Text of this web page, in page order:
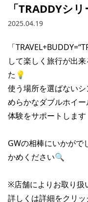
「TRADDYシ
2025.04.19
「
して楽しく旅行が出
た💡
使う場所を選ばない
めらかなダブルホイ
体験をサポートします
GWの相棒にいかが
かめください🔍
※店舗によりお取り扱
詳しくは詳細をクリ